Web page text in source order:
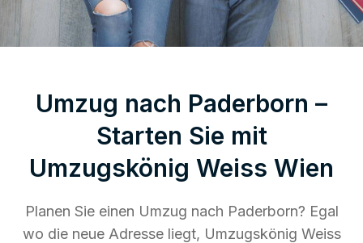
Umzug nach Paderborn –
Starten Sie mit
Umzugskönig Weiss Wien
Planen Sie einen Umzug nach Paderborn? Egal
wo die neue Adresse liegt, Umzugskönig Weiss